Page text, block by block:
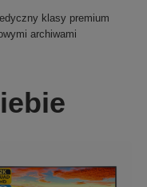
klasy premium
archiwami